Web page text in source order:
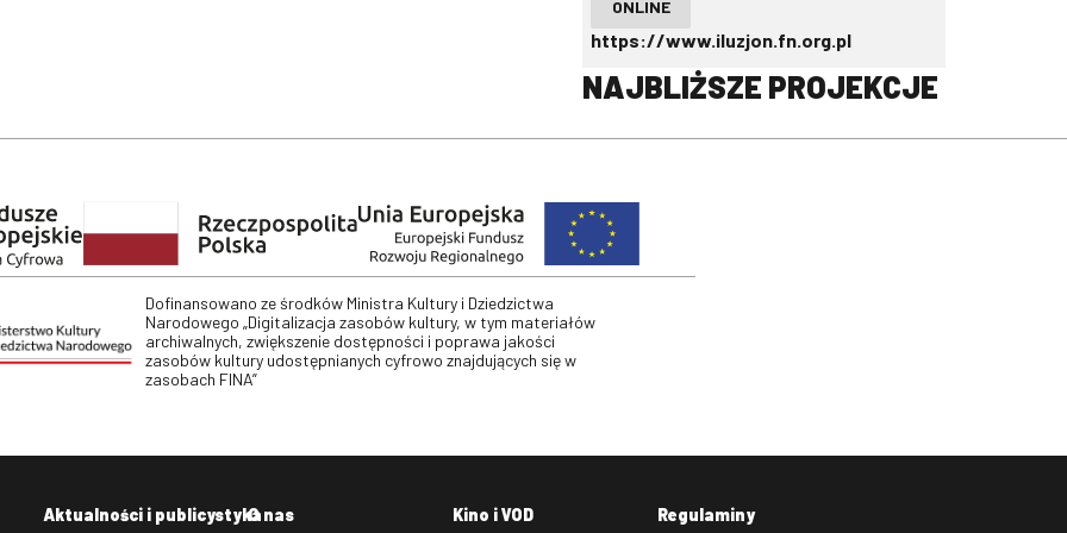
ONLINE
https://www.iluzjon.fn.org.pl
NAJBLIŻSZE PROJEKCJE
Dofinansowano ze środków Ministra Kultury i Dziedzictwa
Narodowego „Digitalizacja zasobów kultury, w tym materiałów
archiwalnych, zwiększenie dostępności i poprawa jakości
zasobów kultury udostępnianych cyfrowo znajdujących się w
zasobach FINA”
Aktualności i publicystykaO nas Kino i VOD Regulaminy